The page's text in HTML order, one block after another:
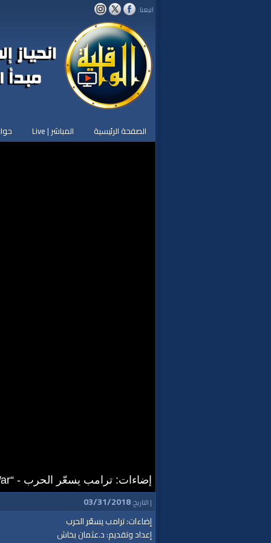
اتبعنا:
الصفحة الرئيسية المباشر | Live
إضاءات: ترامب يسعّر الحرب - “Trump Ignites War”
| التاريخ:03/31/2018
إضاءات: ترامب يسعّر الحرب
إعداد وتقديم: د.عثمان بخاش